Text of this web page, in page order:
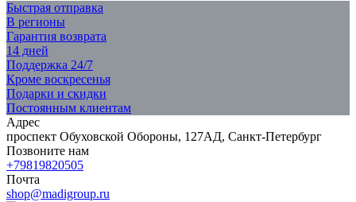
Быстрая отправка
В регионы
Гарантия возврата
14 дней
Поддержка 24/7
Кроме воскресенья
Подарки и скидки
Постоянным клиентам
Адрес
проспект Обуховской Обороны, 127АД, Санкт-Петербург
Позвоните нам
+79819820505
Почта
shop@madigroup.ru